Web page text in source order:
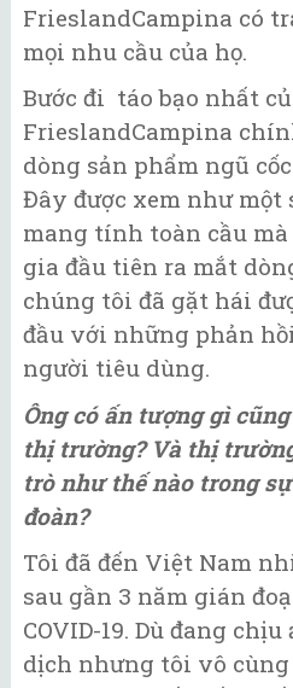
FrieslandCampina có
mọi nhu cầu của họ.
Bước đi táo bạo nhất
FrieslandCampina
dòng sản phẩm ngũ
Đây được xem như một
mang tính toàn cầu
gia đầu tiên ra mắt
chúng tôi đã gặt hái
đầu với những phản
người tiêu dùng.
Ông có ấn tượng gì
thị trường? Và thị
trò như thế nào trong
đoàn?
Tôi đã đến Việt Nam
sau gần 3 năm gián
COVID-19. Dù đang
dịch nhưng tôi vô